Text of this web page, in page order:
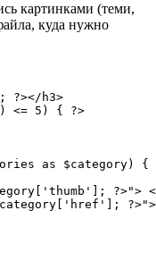
картинками (теми,
куда нужно
?></h3>
<= 5) { ?>
as $category) {
?>">